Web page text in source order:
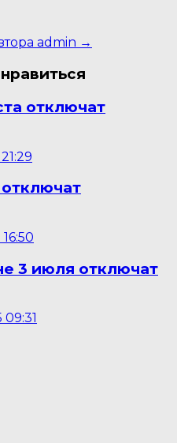
admin →
отключат
3 июля отключат